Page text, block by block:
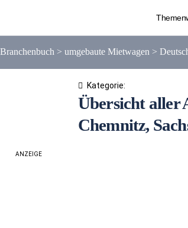
Branchenbuch > umgebaute Mietwagen >
Kategorie:
Übersicht aller
Chemnitz,
ANZEIGE